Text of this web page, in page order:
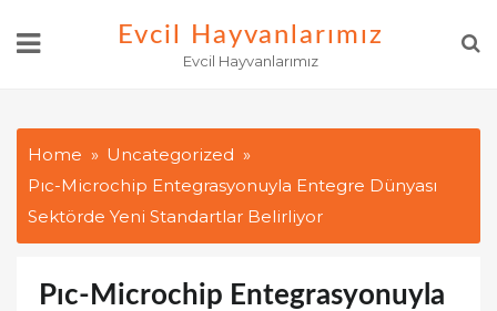
Evcil Hayvanlarımız
Evcil Hayvanlarımız
Home
Uncategorized
Pıc-Microchip Entegrasyonuyla Entegre Dünyası
Sektörde Yeni Standartlar Belirliyor
Pıc-Microchip Entegrasyonuyla